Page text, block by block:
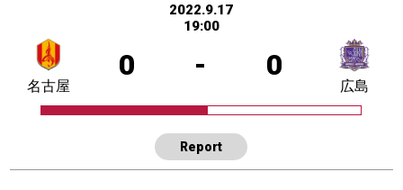
2022.9.17
19:00
0 - 0
名古屋 広島
Report